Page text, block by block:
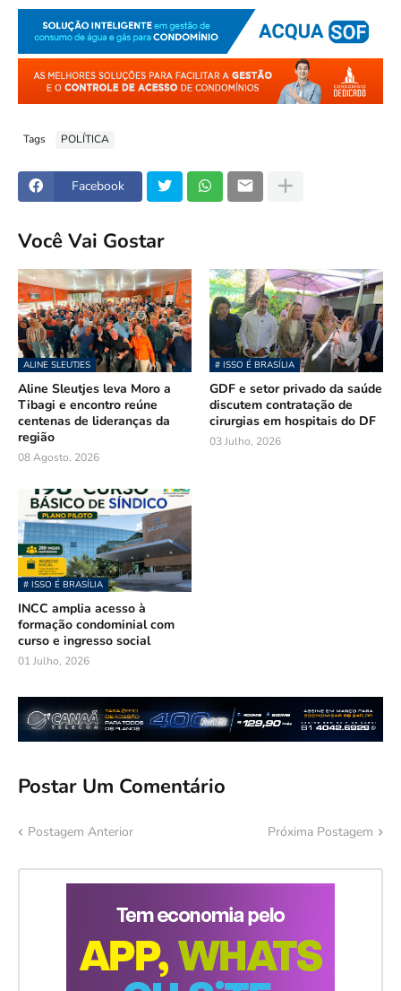
Tags POLÍTICA
Facebook
Você Vai Gostar
ALINE SLEUTJES
Aline Sleutjes leva Moro a
Tibagi e encontro reúne
centenas de lideranças da
região
08 Agosto, 2026
# ISSO É BRASÍLIA
GDF e setor privado da saúde
discutem contratação de
cirurgias em hospitais do DF
03 Julho, 2026
# ISSO É BRASÍLIA
INCC amplia acesso à
formação condominial com
curso e ingresso social
01 Julho, 2026
Postar Um Comentário
Postagem Anterior Próxima Postagem